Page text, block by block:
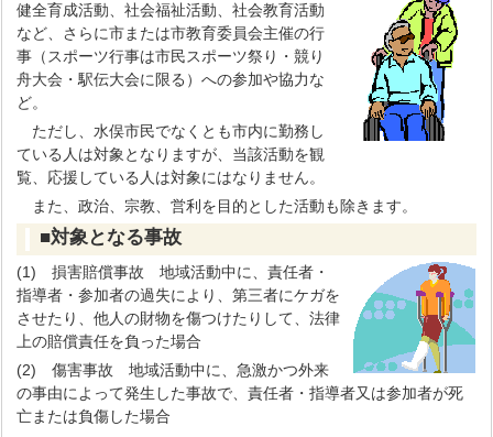
健全育成活動、社会福祉活動、社会教育活動
など、さらに市または市教育委員会主催の行
事（スポーツ行事は市民スポーツ祭り・競り
舟大会・駅伝大会に限る）への参加や協力な
ど。
ただし、水俣市民でなくとも市内に勤務し
ている人は対象となりますが、当該活動を観
覧、応援している人は対象にはなりません。
また、政治、宗教、営利を目的とした活動も除きます。
■対象となる事故
(1) 損害賠償事故 地域活動中に、責任者・
指導者・参加者の過失により、第三者にケガを
させたり、他人の財物を傷つけたりして、法律
上の賠償責任を負った場合
(2) 傷害事故 地域活動中に、急激かつ外来
の事由によって発生した事故で、責任者・指導者又は参加者が死
亡または負傷した場合